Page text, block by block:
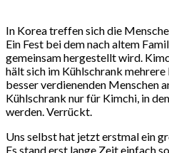
In Korea treffen sich die
Ein Fest bei dem nach altem
gemeinsam hergestellt wird.
hält sich im Kühlschrank
besser verdienenden Menschen
Kühlschrank nur für Kimchi, in
werden. Verrückt.
Uns selbst hat jetzt erstmal ein
Es stand erst lange Zeit einfach